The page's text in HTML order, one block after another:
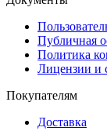
Публичная
Политика
Лицензии и
Покупателям
Доставка